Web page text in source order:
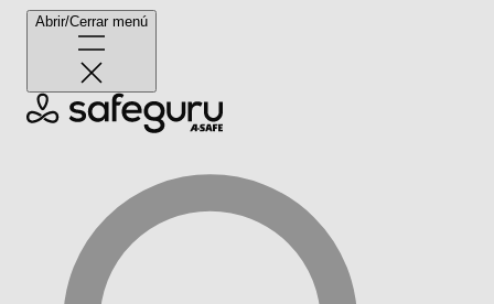
Abrir/Cerrar menú